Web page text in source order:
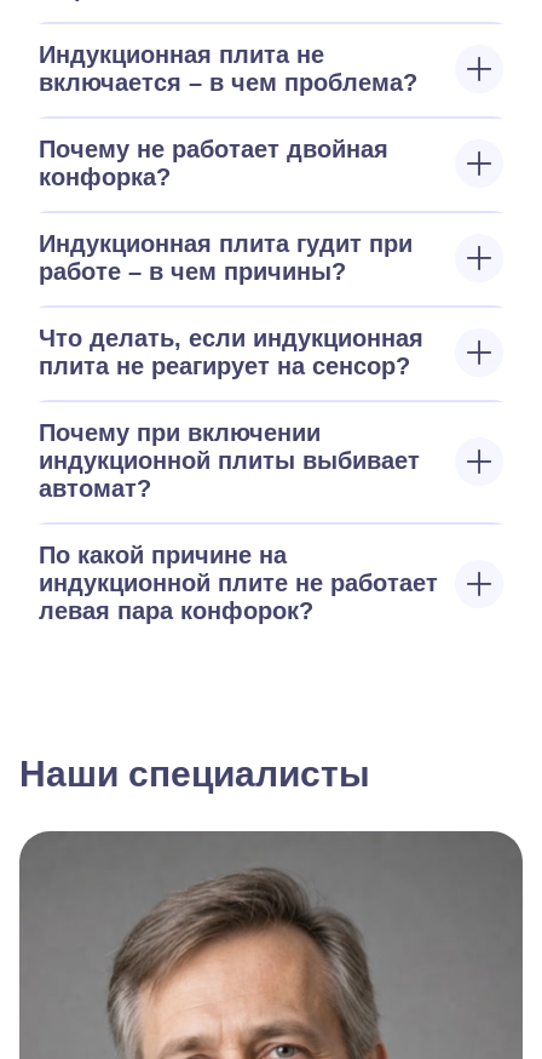
Индукционная плита не
включается – в чем проблема?
Почему не работает двойная
конфорка?
Индукционная плита гудит при
работе – в чем причины?
Что делать, если индукционная
плита не реагирует на сенсор?
Почему при включении
индукционной плиты выбивает
автомат?
По какой причине на
индукционной плите не работает
левая пара конфорок?
Наши специалисты